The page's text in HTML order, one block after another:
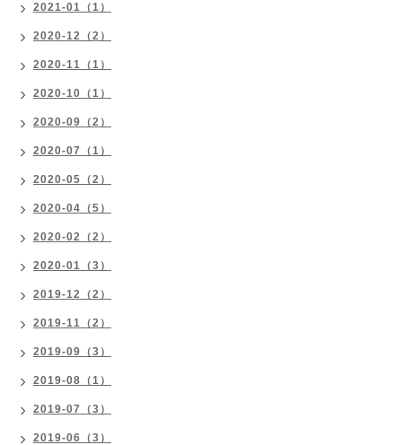
2021-01（1）
2020-12（2）
2020-11（1）
2020-10（1）
2020-09（2）
2020-07（1）
2020-05（2）
2020-04（5）
2020-02（2）
2020-01（3）
2019-12（2）
2019-11（2）
2019-09（3）
2019-08（1）
2019-07（3）
2019-06（3）